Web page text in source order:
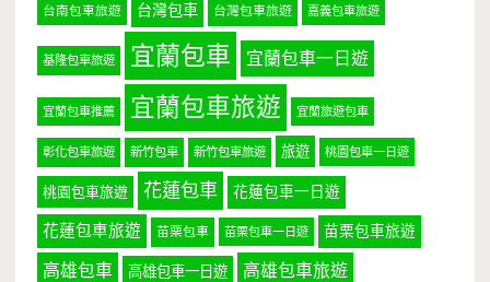
台南包車旅遊 台灣包車 台灣包車旅遊 嘉義包車旅遊
基隆包車旅遊 宜蘭包車 宜蘭包車一日遊
宜蘭包車推薦 宜蘭包車旅遊 宜蘭旅遊包車
彰化包車旅遊 新竹包車 新竹包車旅遊 旅遊 桃園包車一日遊
桃園包車旅遊 花蓮包車 花蓮包車一日遊
花蓮包車旅遊 苗栗包車 苗栗包車一日遊 苗栗包車旅遊
高雄包車 高雄包車一日遊 高雄包車旅遊